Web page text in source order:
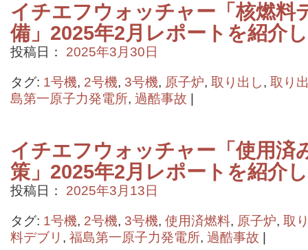
イチエフウォッチャー「核燃料
備」2025年2月レポートを紹介
投稿日： 2025年3月30日
タグ: 1号機, 2号機, 3号機, 原子炉, 取り出し, 取り
島第一原子力発電所, 過酷事故
イチエフウォッチャー「使用済
策」2025年2月レポートを紹介
投稿日： 2025年3月13日
タグ: 1号機, 2号機, 3号機, 使用済燃料, 原子炉, 取
料デブリ , 福島第一原子力発電所, 過酷事故